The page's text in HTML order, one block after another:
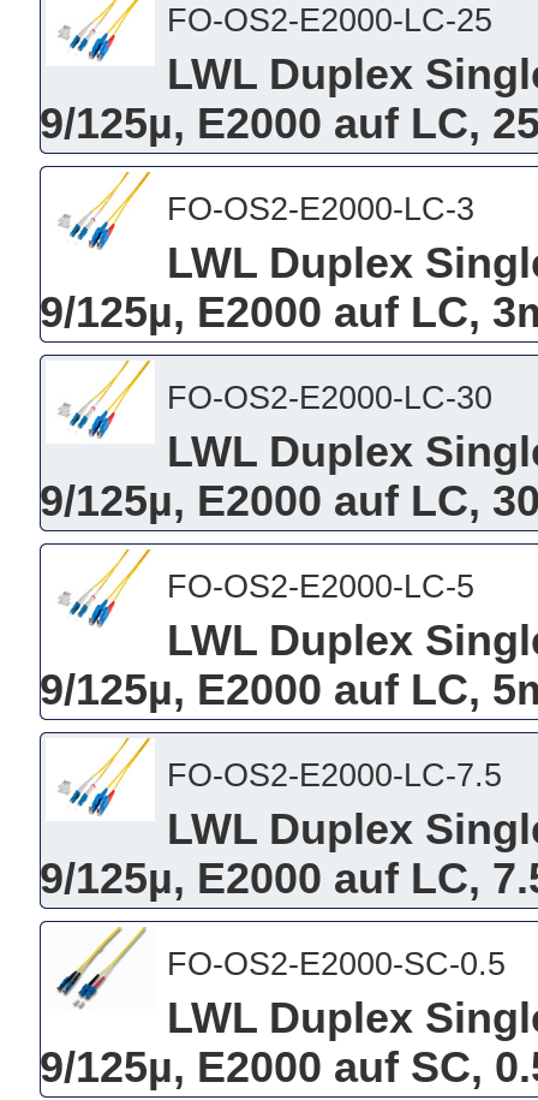
FO-OS2-E2000-LC-25
LWL Duplex
9/125µ, E2000 auf LC,
FO-OS2-E2000-LC-3
LWL Duplex
9/125µ, E2000 auf LC,
FO-OS2-E2000-LC-30
LWL Duplex
9/125µ, E2000 auf LC,
FO-OS2-E2000-LC-5
LWL Duplex
9/125µ, E2000 auf LC,
FO-OS2-E2000-LC-7.5
LWL Duplex
9/125µ, E2000 auf LC,
FO-OS2-E2000-SC-0.5
LWL Duplex
9/125µ, E2000 auf SC,